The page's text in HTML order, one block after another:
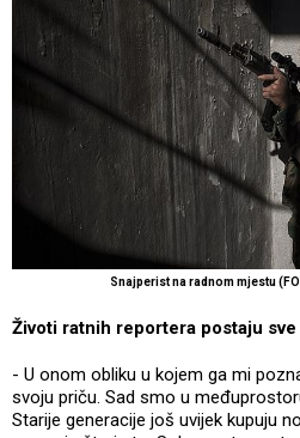
Snajperist na radnom mjestu
Životi ratnih reportera postaju
- U onom obliku u kojem ga mi
svoju priču. Sad smo u
Starije generacije još uvijek kupuju